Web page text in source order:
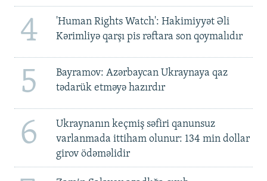
4
'Human Rights Watch': Hakimiyyət Əli
Kərimliyə qarşı pis rəftara son qoymalıdır
5
Bayramov: Azərbaycan Ukraynaya qaz
tədarük etməyə hazırdır
6
Ukraynanın keçmiş səfiri qanunsuz
varlanmada ittiham olunur: 134 min dollar
girov ödəməlidir